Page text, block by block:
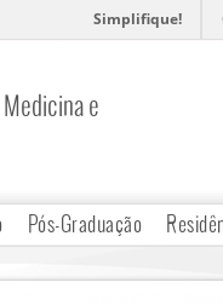
Simplifique!
e
Pós-Graduação